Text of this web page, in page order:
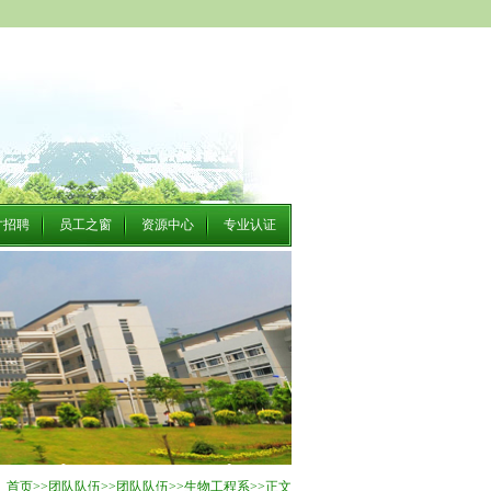
招聘 员工之窗 资源中心 专业认证
首页>> 团队队伍>> 团队队伍>>生物工程系>>正文